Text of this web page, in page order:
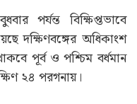
পর্যন্ত বিক্ষিপ্তভাবে
দক্ষিণবঙ্গের অধিকাংশ
পূর্ব ও পশ্চিম বর্ধমান
২৪ পরগনায়।